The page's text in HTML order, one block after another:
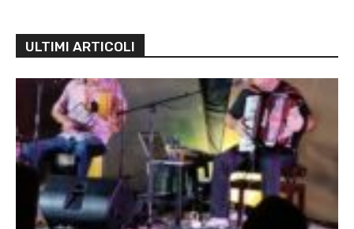
ULTIMI ARTICOLI